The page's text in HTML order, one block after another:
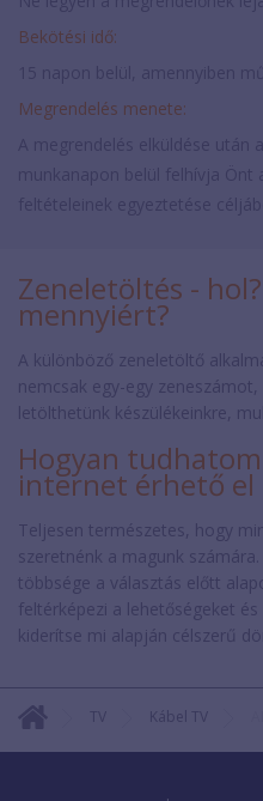
Bekötési idő:
Megrendelés menete:
Zeneletöltés -
mennyiért?
A különböző zeneletöltő
nemcsak egy-egy
letölthetünk készülékeinkre,
Hogyan
internet érhető el
Teljesen természetes, hogy
szeretnénk a magunk
többsége a választás előtt
feltérképezi a lehetőségeket
kiderítse mi alapján célszerű
TV Kábel TV